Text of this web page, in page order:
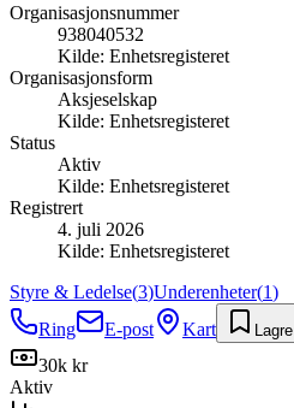
Organisasjonsnummer
938040532
Kilde: Enhetsregisteret
Organisasjonsform
Aksjeselskap
Kilde: Enhetsregisteret
Status
Aktiv
Kilde: Enhetsregisteret
Registrert
4. juli 2026
Kilde: Enhetsregisteret
Styre & Ledelse(3)Underenheter(1)
Ring
E-post Kart Lagre
30k kr
Aktiv